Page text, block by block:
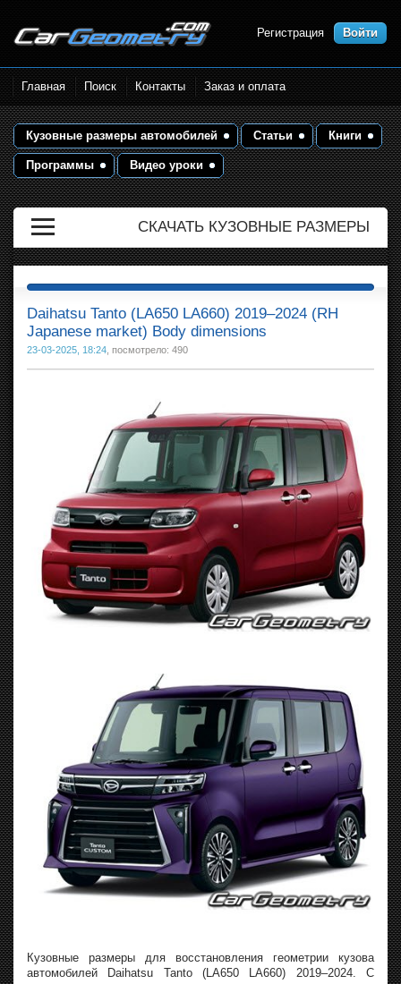
Размеры кузова автомобилей.
Контрольные точки и кузовные
размеры. Геометрия кузова
Регистрация Войти
Главная Поиск Контакты Заказ и оплата
Кузовные размеры автомобилей Статьи Книги
Программы Видео уроки
СКАЧАТЬ КУЗОВНЫЕ РАЗМЕРЫ
Daihatsu Tanto (LA650 LA660) 2019–2024 (RH
Japanese market) Body dimensions
23-03-2025, 18:24 , посмотрело: 490
Кузовные размеры для восстановления геометрии кузова
автомобилей Daihatsu Tanto (LA650 LA660) 2019–2024. С